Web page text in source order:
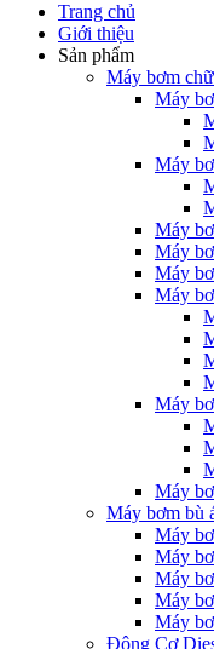
Trang chủ
Giới thiệu
Sản phẩm
Máy bơm
Máy
Máy
Máy
Máy
Máy
Máy
Máy
Máy
Máy bơm bù
Máy
Máy
Máy
Máy
Máy
Động Cơ